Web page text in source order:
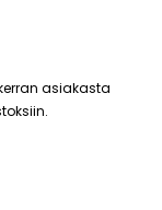
asiakasta